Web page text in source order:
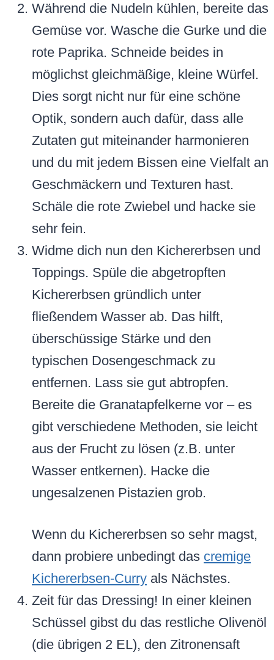
Während die Nudeln kühlen, bereite das
Gemüse vor. Wasche die Gurke und die
rote Paprika. Schneide beides in
möglichst gleichmäßige, kleine Würfel.
Dies sorgt nicht nur für eine schöne
Optik, sondern auch dafür, dass alle
Zutaten gut miteinander harmonieren
und du mit jedem Bissen eine Vielfalt an
Geschmäckern und Texturen hast.
Schäle die rote Zwiebel und hacke sie
sehr fein.
Widme dich nun den Kichererbsen und
Toppings. Spüle die abgetropften
Kichererbsen gründlich unter
fließendem Wasser ab. Das hilft,
überschüssige Stärke und den
typischen Dosengeschmack zu
entfernen. Lass sie gut abtropfen.
Bereite die Granatapfelkerne vor – es
gibt verschiedene Methoden, sie leicht
aus der Frucht zu lösen (z.B. unter
Wasser entkernen). Hacke die
ungesalzenen Pistazien grob.
Wenn du Kichererbsen so sehr magst,
dann probiere unbedingt das cremige
Kichererbsen-Curry als Nächstes.
Zeit für das Dressing! In einer kleinen
Schüssel gibst du das restliche Olivenöl
(die übrigen 2 EL), den Zitronensaft